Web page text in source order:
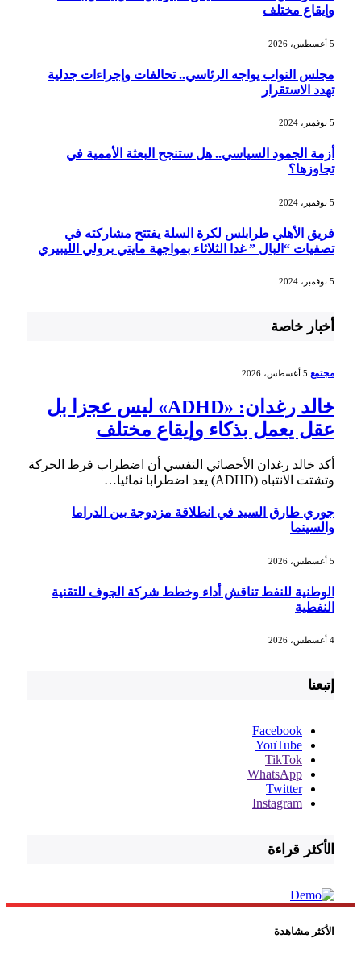
وإيقاع مختلف
مجلس النواب يواجه الرئاسي.. تحالفات وإجراءات جدلية
تهدد الاستقرار
أزمة الجمود السياسي.. هل ستنجح البعثة الأممية في
تجاوزها؟
فريق الأهلي طرابلس لكرة السلة يفتتح مشاركته في
تصفيات “البال ” غدا الثلاثاء بمواجهة مايتي برولي الليبيري
أخبار خاصة
مجتمع 5 أغسطس، 2026
خالد رغدان: «ADHD» ليس عجزا بل
عقل يعمل بذكاء وإيقاع مختلف
أكد خالد رغدان الأخصائي النفسي أن اضطراب فرط الحركة
وتشتت الانتباه (ADHD) يعد اضطرابا نمائيا…
جوري طارق السيد في انطلاقة مزدوجة بين الدراما
والسينما
الوطنية للنفط تناقش أداء وخطط شركة الجوف للتقنية
النفطية
إتبعنا
Facebook
YouTube
TikTok
WhatsApp
Twitter
Instagram
الأكثر قراءة
الأكثر مشاهدة